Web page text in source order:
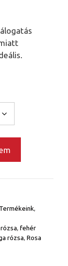
Termékeink,
, fehér
rózsa, Rosa